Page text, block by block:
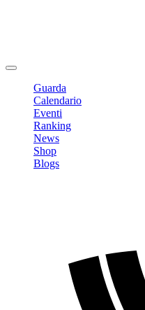
Guarda
Calendario
Eventi
Ranking
News
Shop
Blogs